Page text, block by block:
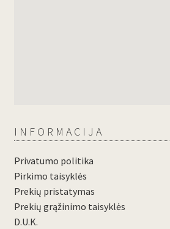
INFORMACIJA
Privatumo politika
Pirkimo taisyklės
Prekių pristatymas
Prekių grąžinimo taisyklės
D.U.K.